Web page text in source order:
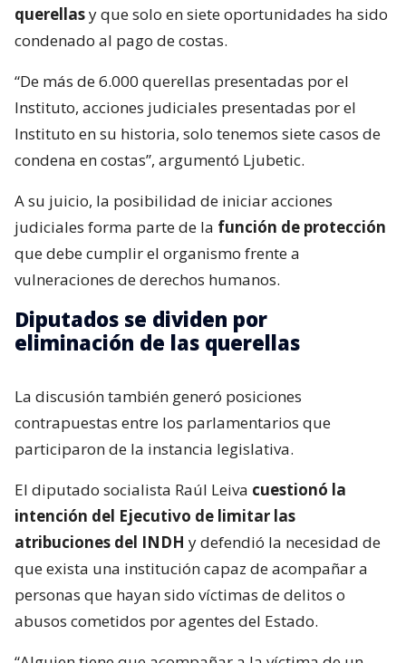
querellasy que solo en siete oportunidades ha sido
condenado al pago de costas.
“De más de 6.000 querellas presentadas por el
Instituto, acciones judiciales presentadas por el
Instituto en su historia, solo tenemos siete casos de
condena en costas”, argumentó Ljubetic.
A su juicio, la posibilidad de iniciar acciones
judiciales forma parte de la función de protección
que debe cumplir el organismo frente a
vulneraciones de derechos humanos.
Diputados se dividen por
eliminación de las querellas
La discusión también generó posiciones
contrapuestas entre los parlamentarios que
participaron de la instancia legislativa.
El diputado socialista Raúl Leiva cuestionó la
intención del Ejecutivo de limitar las
atribuciones del INDH y defendió la necesidad de
que exista una institución capaz de acompañar a
personas que hayan sido víctimas de delitos o
abusos cometidos por agentes del Estado.